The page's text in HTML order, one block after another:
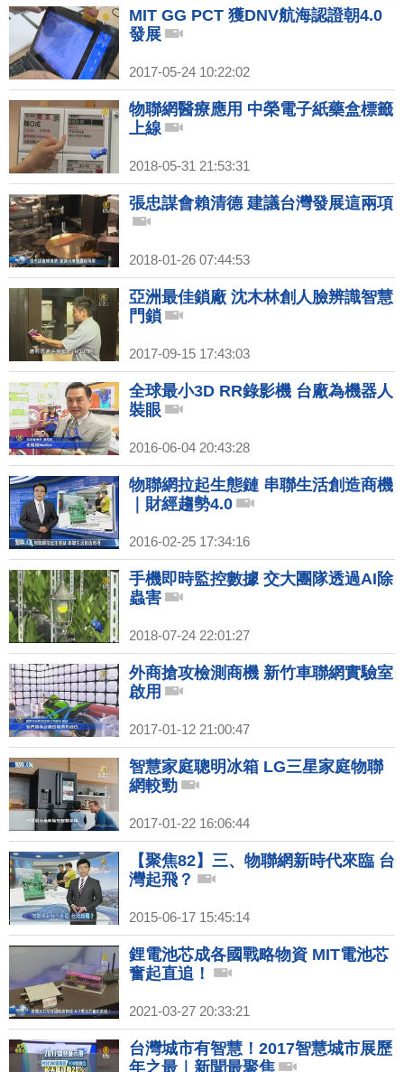
MIT GG PCT 獲DNV航海認證朝4.0
發展
2017-05-24 10:22:02
物聯網醫療應用 中榮電子紙藥盒標籤
上線
2018-05-31 21:53:31
張忠謀會賴清德 建議台灣發展這兩項
2018-01-26 07:44:53
亞洲最佳鎖廠 沈木林創人臉辨識智慧
門鎖
2017-09-15 17:43:03
全球最小3D RR錄影機 台廠為機器人
裝眼
2016-06-04 20:43:28
物聯網拉起生態鏈 串聯生活創造商機
｜財經趨勢4.0
2016-02-25 17:34:16
手機即時監控數據 交大團隊透過AI除
蟲害
2018-07-24 22:01:27
外商搶攻檢測商機 新竹車聯網實驗室
啟用
2017-01-12 21:00:47
智慧家庭聰明冰箱 LG三星家庭物聯
網較勁
2017-01-22 16:06:44
【聚焦82】三、物聯網新時代來臨 台
灣起飛？
2015-06-17 15:45:14
鋰電池芯成各國戰略物資 MIT電池芯
奮起直追！
2021-03-27 20:33:21
台灣城市有智慧！2017智慧城市展歷
年之最｜新聞最聚焦